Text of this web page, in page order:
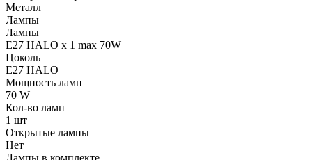
Металл
Лампы
Лампы
E27 HALO x 1 max 70W
Цоколь
E27 HALO
Мощность ламп
70 W
Кол-во ламп
1 шт
Открытые лампы
Нет
Лампы в комплекте